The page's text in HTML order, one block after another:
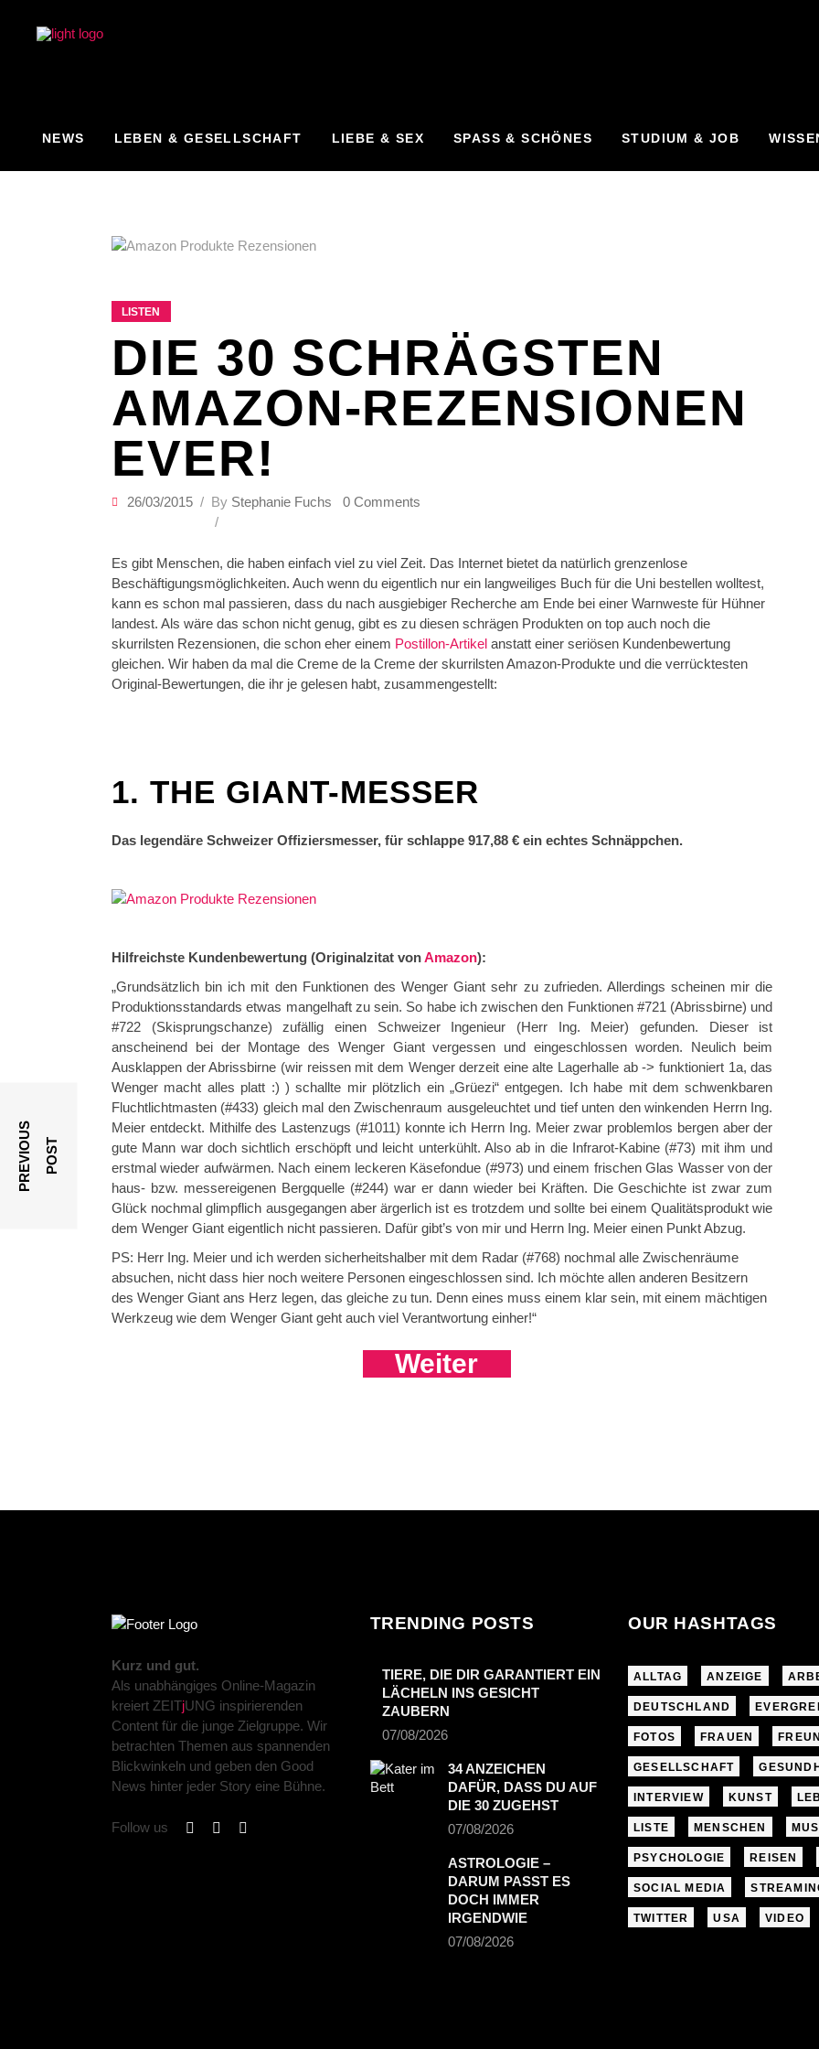
NEWS LEBEN & GESELLSCHAFT LIEBE & SEX SPASS & SCHÖNES STUDIUM & JOB
LISTEN
DIE 30 SCHRÄGSTEN
AMAZON-REZENSIONEN
EVER!
26/03/2015 By Stephanie Fuchs 0 Comments
Es gibt Menschen, die haben einfach viel zu viel Zeit. Das Internet bietet da natürlich grenzenlose
Beschäftigungsmöglichkeiten. Auch wenn du eigentlich nur ein langweiliges Buch für die Uni bestellen wolltest,
kann es schon mal passieren, dass du nach ausgiebiger Recherche am Ende bei einer Warnweste für Hühner
landest. Als wäre das schon nicht genug, gibt es zu diesen schrägen Produkten on top auch noch die
skurrilsten Rezensionen, die schon eher einem Postillon-Artikel anstatt einer seriösen Kundenbewertung
gleichen. Wir haben da mal die Creme de la Creme der skurrilsten Amazon-Produkte und die verrücktesten
Original-Bewertungen, die ihr je gelesen habt, zusammengestellt:
1. THE GIANT-MESSER
Das legendäre Schweizer Offiziersmesser, für schlappe 917,88 € ein echtes Schnäppchen.
Hilfreichste Kundenbewertung (Originalzitat vonAmazon):
„Grundsätzlich bin ich mit den Funktionen des Wenger Giant sehr zu zufrieden. Allerdings scheinen mir die
Produktionsstandards etwas mangelhaft zu sein. So habe ich zwischen den Funktionen #721 (Abrissbirne) und
#722 (Skisprungschanze) zufällig einen Schweizer Ingenieur (Herr Ing. Meier) gefunden. Dieser ist
anscheinend bei der Montage des Wenger Giant vergessen und eingeschlossen worden. Neulich beim
Ausklappen der Abrissbirne (wir reissen mit dem Wenger derzeit eine alte Lagerhalle ab -> funktioniert 1a, das
Wenger macht alles platt :) ) schallte mir plötzlich ein „Grüezi“ entgegen. Ich habe mit dem schwenkbaren
Fluchtlichtmasten (#433) gleich mal den Zwischenraum ausgeleuchtet und tief unten den winkenden Herrn Ing.
Meier entdeckt. Mithilfe des Lastenzugs (#1011) konnte ich Herrn Ing. Meier zwar problemlos bergen aber der
gute Mann war doch sichtlich erschöpft und leicht unterkühlt. Also ab in die Infrarot-Kabine (#73) mit ihm und
erstmal wieder aufwärmen. Nach einem leckeren Käsefondue (#973) und einem frischen Glas Wasser von der
haus- bzw. messereigenen Bergquelle (#244) war er dann wieder bei Kräften. Die Geschichte ist zwar zum
Glück nochmal glimpflich ausgegangen aber ärgerlich ist es trotzdem und sollte bei einem Qualitätsprodukt wie
dem Wenger Giant eigentlich nicht passieren. Dafür gibt’s von mir und Herrn Ing. Meier einen Punkt Abzug.
PS: Herr Ing. Meier und ich werden sicherheitshalber mit dem Radar (#768) nochmal alle Zwischenräume
absuchen, nicht dass hier noch weitere Personen eingeschlossen sind. Ich möchte allen anderen Besitzern
des Wenger Giant ans Herz legen, das gleiche zu tun. Denn eines muss einem klar sein, mit einem mächtigen
Werkzeug wie dem Wenger Giant geht auch viel Verantwortung einher!“
Weiter
P
R
E
V
I
O
U
S
P
O
S T
Kurz und gut.
Als unabhängiges Online-Magazin
kreiert ZEITjUNG inspirierenden
Content für die junge Zielgruppe. Wir
betrachten Themen aus spannenden
Blickwinkeln und geben den Good
News hinter jeder Story eine Bühne.
Follow us
TRENDING POSTS
TIERE, DIE DIR GARANTIERT EIN
LÄCHELN INS GESICHT
ZAUBERN
07/08/2026
34 ANZEICHEN
DAFÜR, DASS DU AUF
DIE 30 ZUGEHST
07/08/2026
ASTROLOGIE –
DARUM PASST ES
DOCH IMMER
IRGENDWIE
07/08/2026
OUR HASHTAGS
ALLTAG ANZEIGE
DEUTSCHLAND
FOTOS FRAUEN
GESELLSCHAFT
INTERVIEW KUNST
LISTE MENSCHEN
PSYCHOLOGIE REISEN
SOCIAL MEDIA
TWITTER USA VIDEO